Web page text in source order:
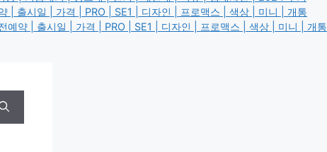
| 출시일 | 가격 | PRO | SE1 | 디자인 | 프로맥스 | 색상 | 미니 | 개통
예약 | 출시일 | 가격 | PRO | SE1 | 디자인 | 프로맥스 | 색상 | 미니 | 개통